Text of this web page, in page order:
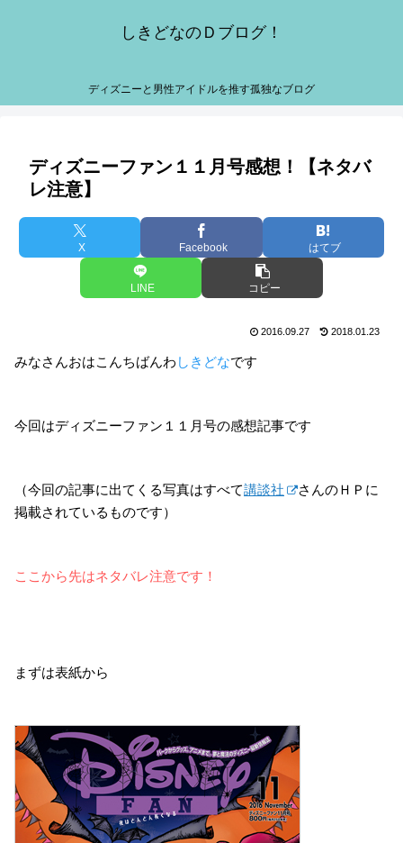
しきどなのＤブログ！
ディズニーと男性アイドルを推す孤独なブログ
ディズニーファン１１月号感想！【ネタバ
レ注意】
X Facebook はてブ
LINE コピー
2016.09.27 2018.01.23
みなさんおはこんちばんわ しきどなです
今回はディズニーファン１１月号の感想記事です
（今回の記事に出てくる写真はすべて講談社
さんのＨＰに
掲載されているものです）
ここから先はネタバレ注意です！
まずは表紙から